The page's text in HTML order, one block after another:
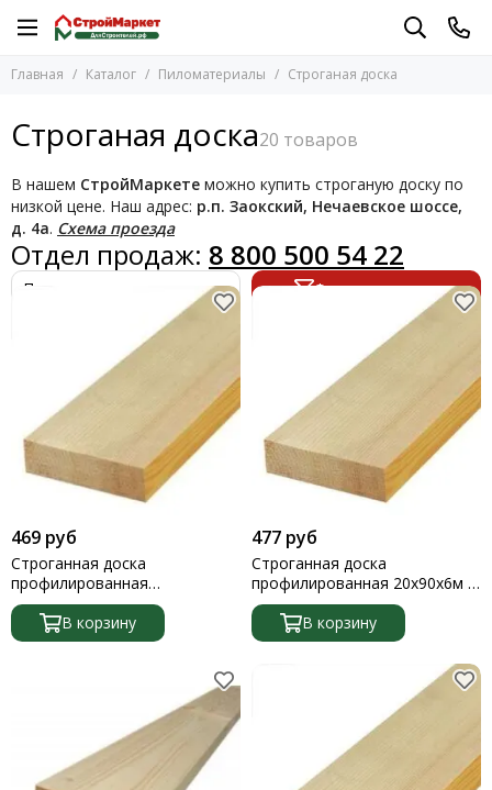
Пиломатериалы
Фанера
ДВП
Деревянные двери
Балясины
Блок-Хаус
Евровагонка
Заглушки
Имитация бруса
Колонны
Лестничные столбы
Нагели
Наличники
Нащельники
Плинтус
Площадки
Поручни
Главная Каталог Пиломатериалы Строганая доска
Строганая доска
В нашем СтройМаркете можно купить строганую доску по
низкой цене. Наш адрес: р.п. Заокский, Нечаевское шоссе,
д. 4а. Схема проезда
Отдел продаж: 8 800 500 54 22
Фильтр товаров
469 руб
Строганная доска
профилированная
20х115(120)х5м 1 штука
В корзину
477 руб
Строганная доска
профилированная 20х90х6м 1
штука
В корзину